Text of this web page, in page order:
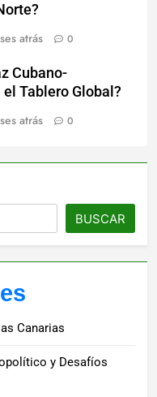
atrás 0
Cubano-
Tablero Global?
atrás 0
BUSCAR
Canarias
y Desafíos